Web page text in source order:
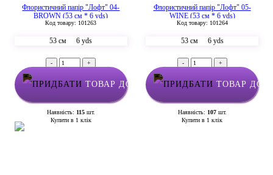
Флористичний папір "Лофт" 04-
BROWN (53 см * 6 yds)
Код товару: 101263
53 см 6 yds
- +
ТОВАР ДОДАНО У КОШИК
Наявність: 115шт.
Купити в 1 клік
Флористичний папір "Лофт" 05-
WINE (53 см * 6 yds)
Код товару: 101264
53 см 6 yds
- +
ТОВАР
Наявність: 107шт.
Купити в 1 клік